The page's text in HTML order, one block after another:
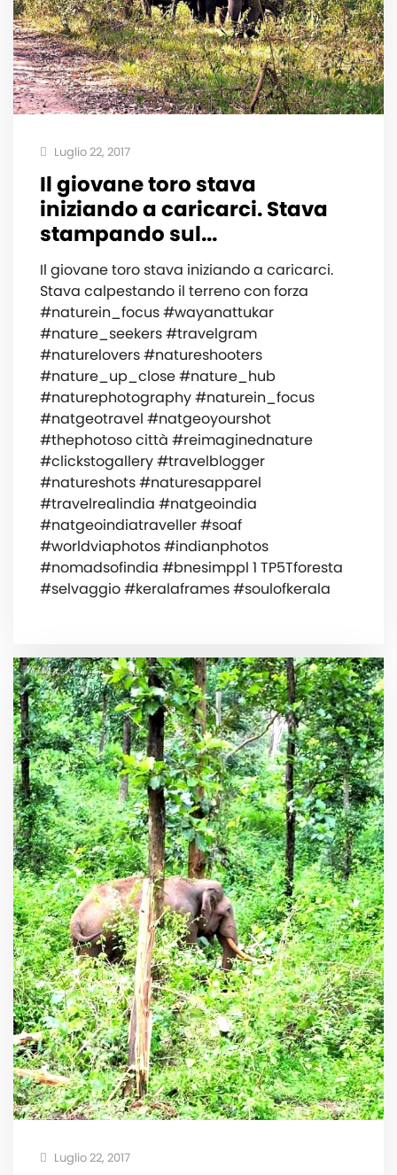
Luglio 22, 2017
Il giovane toro stava
iniziando a caricarci. Stava
stampando sul...
Il giovane toro stava iniziando a caricarci.
Stava calpestando il terreno con forza
#naturein_focus #wayanattukar
#nature_seekers #travelgram
#naturelovers #natureshooters
#nature_up_close #nature_hub
#naturephotography #naturein_focus
#natgeotravel #natgeoyourshot
#thephotoso città #reimaginednature
#clickstogallery #travelblogger
#natureshots #naturesapparel
#travelrealindia #natgeoindia
#natgeoindiatraveller #soaf
#worldviaphotos #indianphotos
#nomadsofindia #bnesimppl 1 TP5Tforesta
#selvaggio #keralaframes #soulofkerala
Luglio 22, 2017